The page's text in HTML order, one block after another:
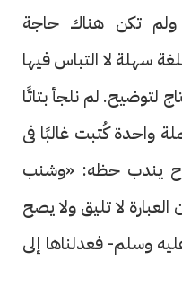
ولم تكن هناك حاجة
سهلة لا التباس فيها
لتوضيح. لم نلجأ بتاتًا
واحدة كُتبت غالبًا فى
يندب حظه: «وشنب
العبارة لا تليق ولا يصح
وسلم- فعدلناها إلى